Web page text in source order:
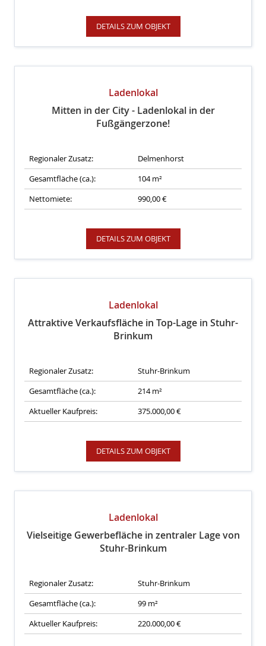
DETAILS ZUM OBJEKT
Ladenlokal
Mitten in der City - Ladenlokal in der
Fußgängerzone!
Regionaler Zusatz:
Delmenhorst
Gesamtfläche (ca.):
104 m²
Nettomiete:
990,00 €
DETAILS ZUM OBJEKT
Ladenlokal
Attraktive Verkaufsfläche in Top-Lage in Stuhr-
Brinkum
Regionaler Zusatz:
Stuhr-Brinkum
Gesamtfläche (ca.):
214 m²
Aktueller Kaufpreis:
375.000,00 €
DETAILS ZUM OBJEKT
Ladenlokal
Vielseitige Gewerbefläche in zentraler Lage von
Stuhr-Brinkum
Regionaler Zusatz:
Stuhr-Brinkum
Gesamtfläche (ca.):
99 m²
Aktueller Kaufpreis:
220.000,00 €